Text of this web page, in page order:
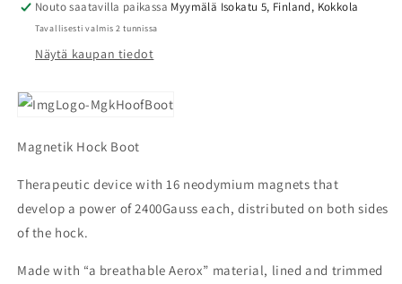
Hock
Kinnersuojat
määrää
Hock
Kinnersuojat
määrää
Nouto saatavilla paikassa Myymälä Isokatu 5, Finland, Kokkola
Tavallisesti valmis 2 tunnissa
Näytä kaupan tiedot
Magnetik Hock Boot
Therapeutic device with 16 neodymium magnets that
develop a power of 2400Gauss each, distributed on both sides
of the hock.
Made with “a breathable Aerox” material, lined and trimmed